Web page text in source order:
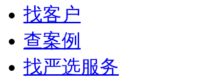
找客户
查案例
找严选服务